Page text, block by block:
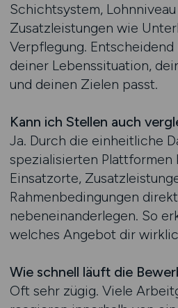
Schichtsystem, Lohnniveau
Zusatzleistungen wie
Verpflegung.
deiner Lebenssituation,
und deinen Zielen passt.
Kann ich Stellen auch
Ja. Durch die einheitliche
spezialisierten Plattformen
Einsatzorte,
Rahmenbedingungen direkt
nebeneinanderlegen. So
welches Angebot dir
Wie schnell läuft die
Oft sehr zügig. Viele